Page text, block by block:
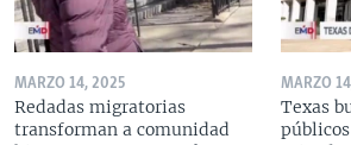
MARZO 14, 2025
Redadas migratorias
transforman a comunidad
MARZO
Texas